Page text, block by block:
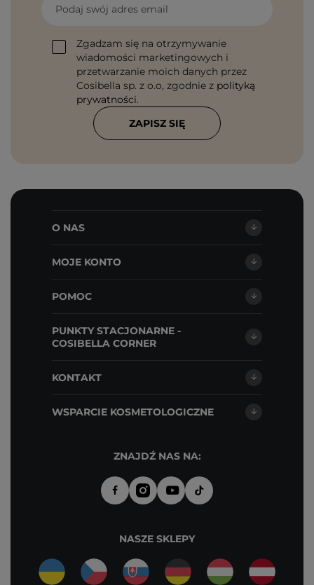
Podaj swój adres email
Zgadzam się na otrzymywanie
wiadomości marketingowych i
przetwarzanie moich danych przez
Cosibella sp. z o.o, zgodnie z polityką
prywatności.
ZAPISZ SIĘ
O NAS
MOJE KONTO
POMOC
PUNKTY STACJONARNE -
COSIBELLA CORNER
KONTAKT
WSPARCIE KOSMETOLOGICZNE
ZNAJDŹ NAS NA:
NASZE SKLEPY